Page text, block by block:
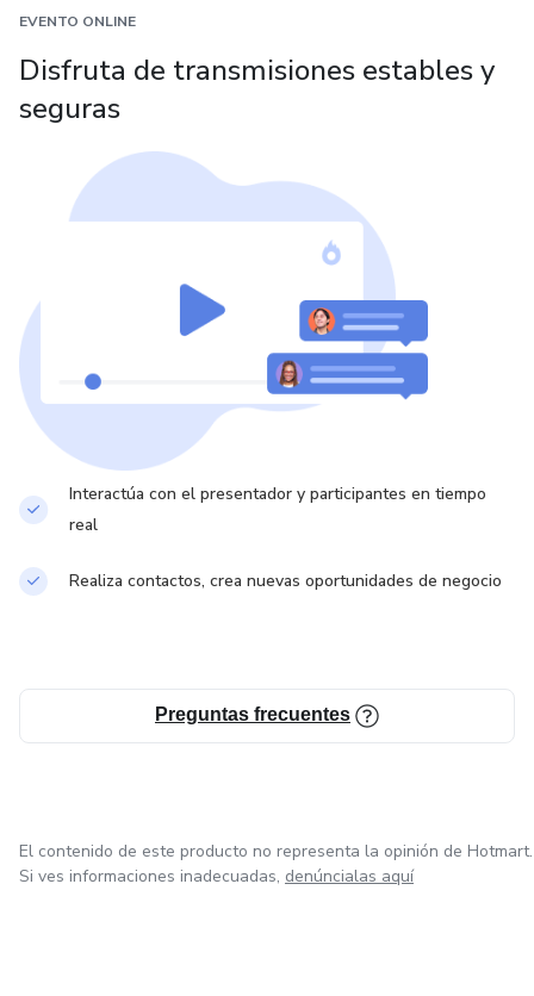
EVENTO ONLINE
Disfruta de transmisiones estables y
seguras
Interactúa con el presentador y participantes en tiempo
real
Realiza contactos, crea nuevas oportunidades de negocio
Preguntas frecuentes
El contenido de este producto no representa la opinión de Hotmart.
Si ves informaciones inadecuadas, denúncialas aquí